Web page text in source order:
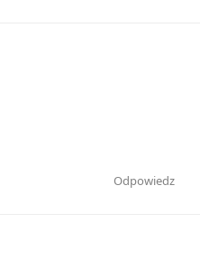
Odpowiedz